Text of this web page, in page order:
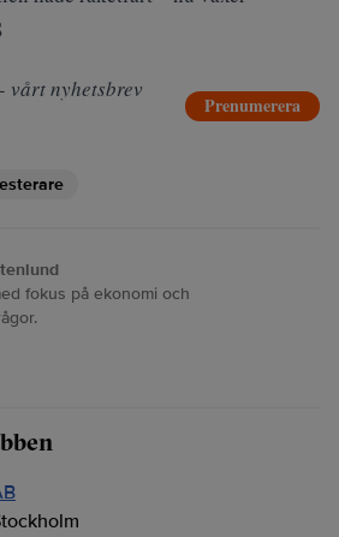
vårt nyhetsbrev
Prenumerera
fokus på ekonomi och